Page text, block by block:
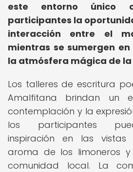
este entorno único
participantes la
interacción entre el
mientras se sumergen
la atmósfera mágica de la
Los talleres de escritura
Amalfitana brindan un
contemplación y la
los participantes
inspiración en las vistas
aroma de los limoneros
comunidad local. La